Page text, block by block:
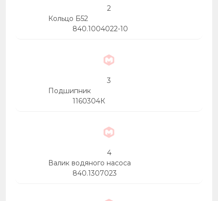
2
Кольцо Б52
840.1004022-10
3
Подшипник
1160304К
4
Валик водяного насоса
840.1307023